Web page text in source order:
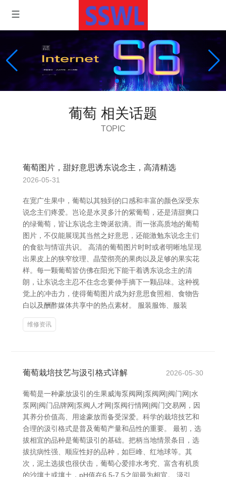
葡萄 相关话题
TOPIC
葡萄图片，甜好意思诱东说念主，高清精选
2026-05-31
在宽广生果中，葡萄以其独到的口感和丰富的颜色深受东
说念主们疼爱。岂论是水灵多汁的紫葡萄，还是清甜爽口
的绿葡萄，皆让东说念主馋涎欲滴。而一张高质地的葡萄
图片，不仅能展现其当然之好意思，还能激勉东说念主们
的食欲与情谊共识。 高清的葡萄图片时时或者明晰地呈现
出果皮上的狭窄纹理、晶莹彻亮的果肉以及足够的果实花
样。每一颗葡萄皆仿佛在阳光下能干着诱东说念主的清
朗，让东说念主忍不住念念要伸手摘下一颗品味。这种视
觉上的冲击力，使得葡萄图片成为好意思食照相、食物告
白以及酬酢媒体共享中的热点素材。 服装服饰、服装
维修资讯
葡萄栽培技艺与汲引格式详解 2026-05-30
葡萄是一种豪放汲引的生果威海泵阀网|泵阀网|阀门网|水
泵网|阀门品牌网|泵阀人才网|泵阀行情网|阀门交易网，因
其养分价值高、用途豪放而备受深爱。科学的栽培技艺和
合理的汲引格式是普及葡萄产量和品性的重要。 最初，选
拔相宜的品种是葡萄汲引的基础。把柄当地情景条目，选
拔抗病性强、顺应性好的品种，如巨峰、红地球等。其
次，泥土选拔也很伏击，葡萄心爱排水考究、富含有机质
的沙壤土或壤土，pH值在6.5-7.5之间最为相宜。 汲引